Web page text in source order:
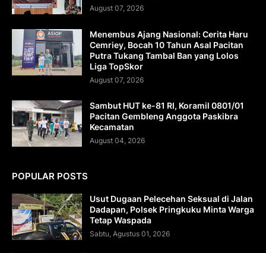
August 07, 2026
Menembus Ajang Nasional: Cerita Haru
Cemriey, Bocah 10 Tahun Asal Pacitan
Putra Tukang Tambal Ban yang Lolos
Liga TopSkor
August 07, 2026
Sambut HUT ke-81 RI, Koramil 0801/01
Pacitan Gembleng Anggota Paskibra
Kecamatan
August 04, 2026
POPULAR POSTS
Usut Dugaan Pelecehan Seksual di Jalan
Dadapan, Polsek Pringkuku Minta Warga
Tetap Waspada
Sabtu, Agustus 01, 2026